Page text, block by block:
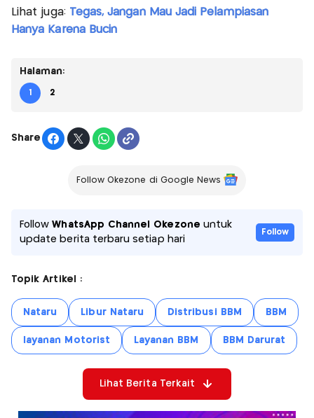
Lihat juga: Tegas, Jangan Mau Jadi Pelampiasan
Hanya Karena Bucin
Halaman:
1 2
Share
Follow Okezone di Google News
FollowWhatsApp Channel Okezone untuk
update berita terbaru setiap hari
Follow
Topik Artikel :
Nataru Libur Nataru Distribusi BBM BBM
layanan Motorist Layanan BBM BBM Darurat
Lihat Berita Terkait